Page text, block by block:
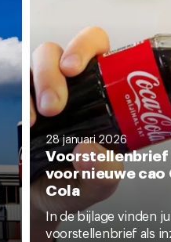
28 januari 2026
Voorstellenbrief
voor nieuwe cao
Cola
In de bijlage vinden
voorstellenbrief als